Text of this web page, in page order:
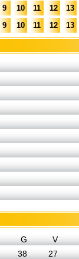
9 10 11 12 13
9 10 11 12 13
G
V
38
27